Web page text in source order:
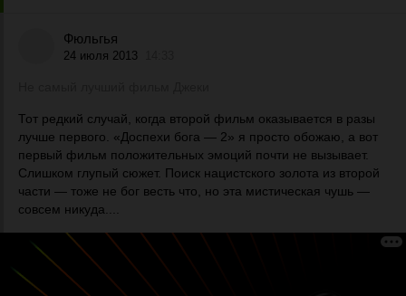
Фюльгья
24 июля 2013
Тот редкий случай, когда второй фильм оказывается в разы
лучше первого. «Доспехи бога — 2» я просто обожаю, а вот
первый фильм положительных эмоций почти не вызывает.
Слишком глупый сюжет. Поиск нацистского золота из второй
части — тоже не бог весть что, но эта мистическая чушь —
совсем никуда....